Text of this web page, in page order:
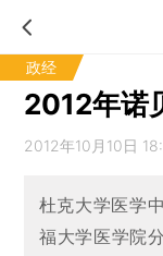
政经
2012年诺
2012年10月10日
杜克大学医学
福大学医学院